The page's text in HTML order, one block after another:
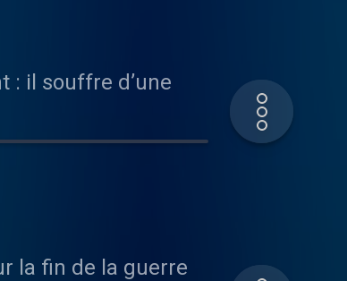
: il souffre d’une
la fin de la guerre